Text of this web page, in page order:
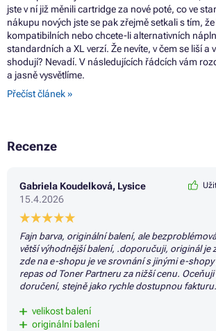
jste v ní již měnili cartridge za nové poté, co ve
nákupu nových jste se pak zřejmě setkali s tím,
kompatibilních nebo chcete-li alternativních
standardních a XL verzí. Že nevíte, v čem se liší a
shodují? Nevadí. V následujících řádcích vám
a jasně vysvětlíme.
Přečíst článek »
Recenze
Gabriela Koudelková, Lysice
15.4.2026
Fajn barva, originální balení, ale
větší výhodnější balení, .doporučuji, originál je
zde na e-shopu je ve srovnání s jinými e-
repas od Toner Partneru za nižší cenu.
doručení, stejně jako rychle dostupnou fakturu.
velikost balení
originální balení